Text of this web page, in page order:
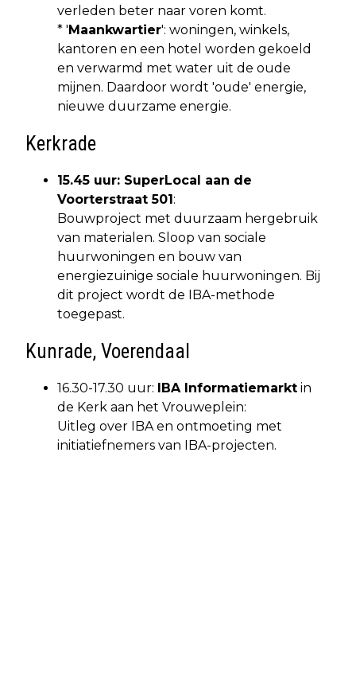
verleden beter naar voren komt.
* 'Maankwartier': woningen, winkels,
kantoren en een hotel worden gekoeld
en verwarmd met water uit de oude
mijnen. Daardoor wordt 'oude' energie,
nieuwe duurzame energie.
Kerkrade
15.45 uur: SuperLocal aan de
Voorterstraat 501:
Bouwproject met duurzaam hergebruik
van materialen. Sloop van sociale
huurwoningen en bouw van
energiezuinige sociale huurwoningen. Bij
dit project wordt de IBA-methode
toegepast.
Kunrade, Voerendaal
16.30-17.30 uur: IBA Informatiemarkt in
de Kerk aan het Vrouweplein:
Uitleg over IBA en ontmoeting met
initiatiefnemers van IBA-projecten.